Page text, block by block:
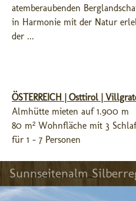
atemberaubenden
in Harmonie mit der Natur
der ...
ÖSTERREICH | Osttirol |
Almhütte mieten auf 1.900 m
80 m² Wohnfläche mit 3
für 1 - 7 Personen
Sunnseitenalm